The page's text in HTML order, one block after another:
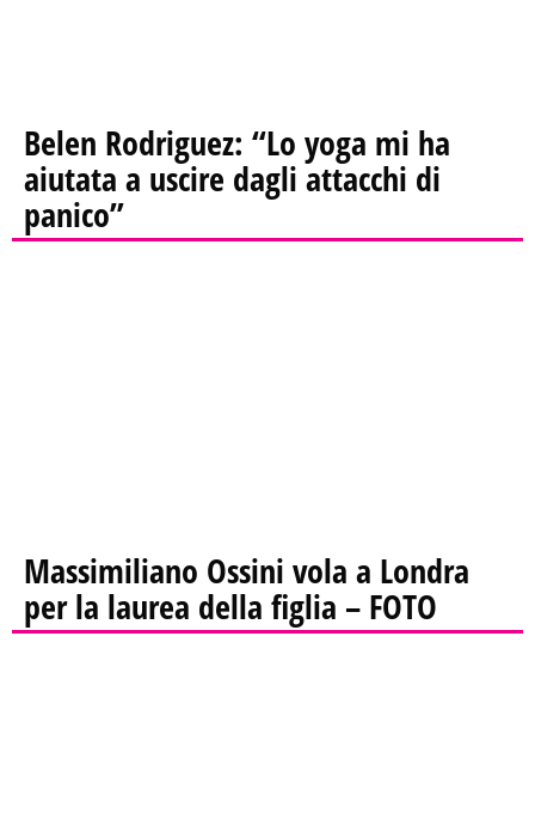
Belen Rodriguez: “Lo yoga mi ha
aiutata a uscire dagli attacchi di
panico”
Massimiliano Ossini vola a Londra
per la laurea della figlia – FOTO